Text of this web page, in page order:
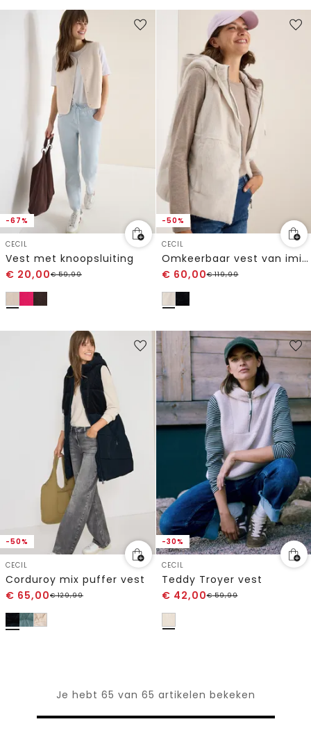
-67%
CECIL
Vest met knoopsluiting
€ 20,00€59,99
-50%
CECIL
Omkeerbaar vest van imitatiebont
€ 60,00€119,99
-50%
CECIL
Corduroy mix puffer vest
€ 65,00€129,99
-30%
CECIL
Teddy Troyer vest
€ 42,00€59,99
Je hebt 65 van 65 artikelen bekeken